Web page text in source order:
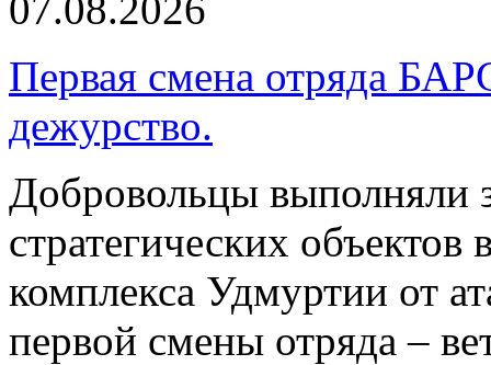
Первая смена отряда
дежурство.
Добровольцы выполняли
стратегических
комплекса Удмуртии от
первой смены отряда –